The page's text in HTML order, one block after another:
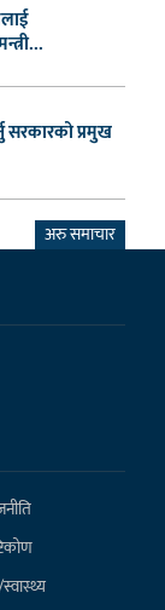
सरकारको प्रमुख
अरु समाचार
स्वास्थ्य